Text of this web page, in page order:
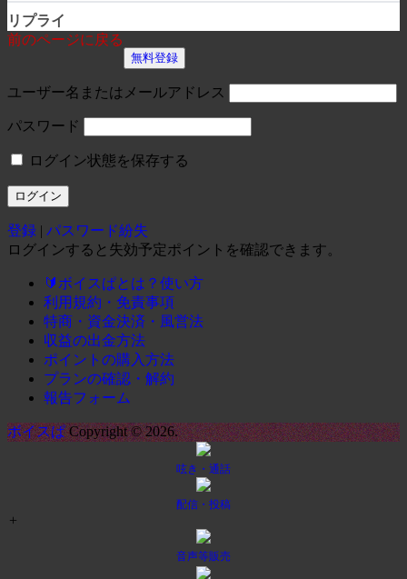
リプライ
前のページに戻る
無料登録
ユーザー名またはメールアドレス
パスワード
ログイン状態を保存する
登録 | パスワード紛失
ログインすると失効予定ポイントを確認できます。
🔰ボイスぱとは？使い方
利用規約・免責事項
特商・資金決済・風営法
収益の出金方法
ポイントの購入方法
プランの確認・解約
報告フォーム
ボイスぱCopyright © 2026.
呟き・通話
配信・投稿
+
音声等販売